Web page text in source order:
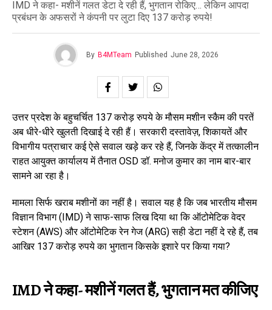
IMD ने कहा- मशीनें गलत डेटा दे रही हैं, भुगतान रोकिए… लेकिन आपदा
प्रबंधन के अफसरों ने कंपनी पर लुटा दिए 137 करोड़ रुपये!
By B4MTeam Published June 28, 2026
उत्तर प्रदेश के बहुचर्चित 137 करोड़ रुपये के मौसम मशीन स्कैम की परतें
अब धीरे-धीरे खुलती दिखाई दे रही हैं। सरकारी दस्तावेज़, शिकायतें और
विभागीय पत्राचार कई ऐसे सवाल खड़े कर रहे हैं, जिनके केंद्र में तत्कालीन
राहत आयुक्त कार्यालय में तैनात OSD डॉ. मनोज कुमार का नाम बार-बार
सामने आ रहा है।
मामला सिर्फ खराब मशीनों का नहीं है। सवाल यह है कि जब भारतीय मौसम
विज्ञान विभाग (IMD) ने साफ-साफ लिख दिया था कि ऑटोमेटिक वेदर
स्टेशन (AWS) और ऑटोमेटिक रेन गेज (ARG) सही डेटा नहीं दे रहे हैं, तब
आखिर 137 करोड़ रुपये का भुगतान किसके इशारे पर किया गया?
IMD ने कहा- मशीनें गलत हैं, भुगतान मत कीजिए